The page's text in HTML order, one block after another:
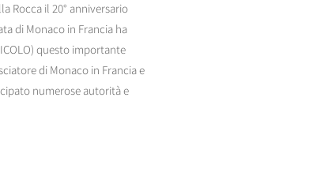
Rocca il 20° anniversario
di Monaco in Francia ha
questo importante
di Monaco in Francia e
numerose autorità e